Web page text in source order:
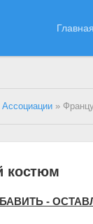
Главная
»
костюм
-